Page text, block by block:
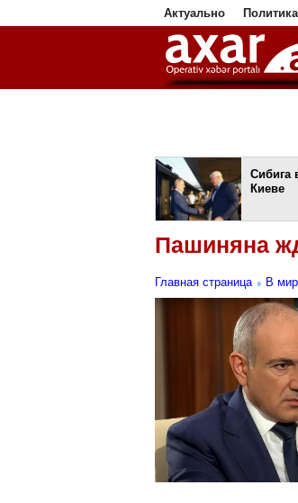
Актуально Политика
Сибига
Киеве
Пашиняна
Главная страница В